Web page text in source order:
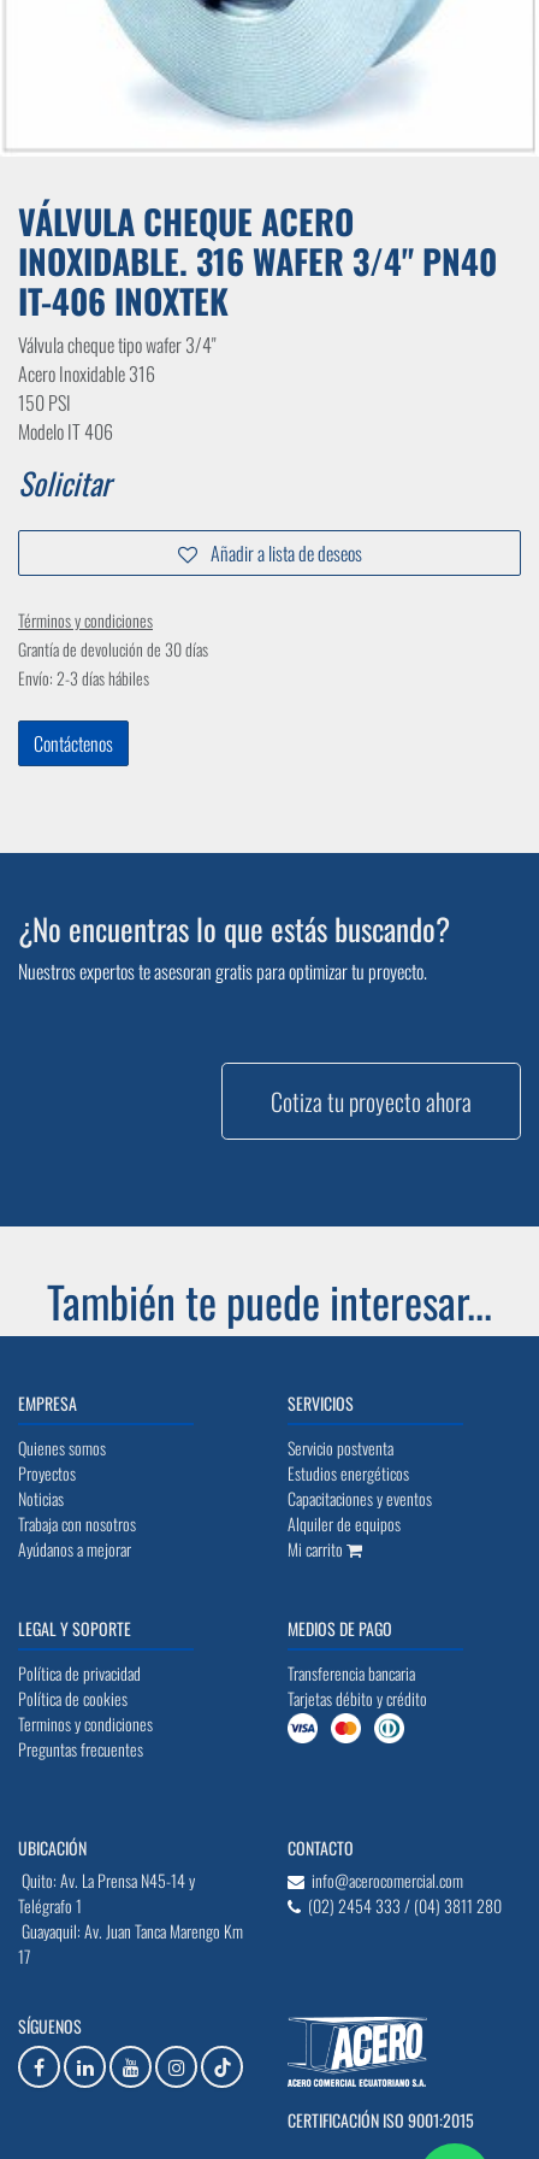
VÁLVULA CHEQUE ACERO
INOXIDABLE. 316 WAFER 3/4" PN40
IT-406 INOXTEK
Válvula cheque tipo wafer 3/4"
Acero Inoxidable 316
150 PSI
Modelo IT 406
Solicitar
Añadir a lista de deseos
Términos y condiciones
Grantía de devolución de 30 días
Envío: 2-3 días hábiles
Contáctenos
¿No encuentras lo que estás buscando?
Nuestros expertos te asesoran gratis para optimizar tu proyecto.
Cotiza tu proyecto ahora
También te puede interesar...
EMPRESA
Quienes somos
Proyectos
Noticias
Trabaja con nosotros
Ayúdanos a mejorar
SERVICIOS
Servicio postventa
Estudios energéticos
Capacitaciones y eventos
Alquiler de equipos
Mi carrito
LEGAL Y SOPORTE
Política de privacidad
Política de cookies
Terminos y condiciones
Preguntas frecuentes
MEDIOS DE PAGO
Transferencia bancaria
Tarjetas débito y crédito
UBICACIÓN
Quito: Av. La Prensa N45-14 y
Telégrafo 1
Guayaquil: Av. Juan Tanca Marengo Km
17
CONTACTO
info@acerocomercial.com
(02) 2454 333 / (04) 3811 280
SÍGUENOS
CERTIFICACIÓN ISO 9001:2015